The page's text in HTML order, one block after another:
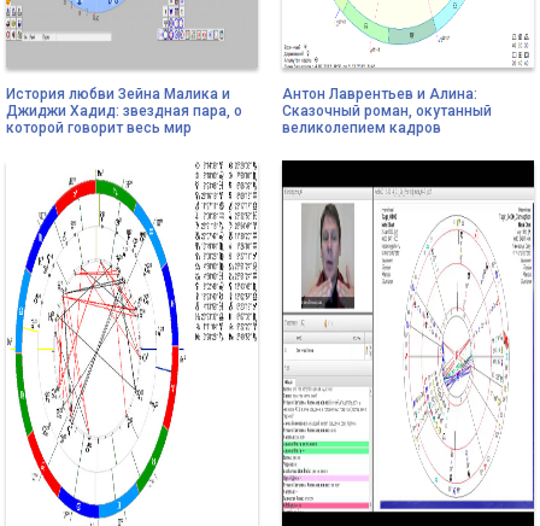
История любви Зейна Малика и
Джиджи Хадид: звездная пара, о
которой говорит весь мир
Антон Лаврентьев и Алина:
Сказочный роман, окутанный
великолепием кадров